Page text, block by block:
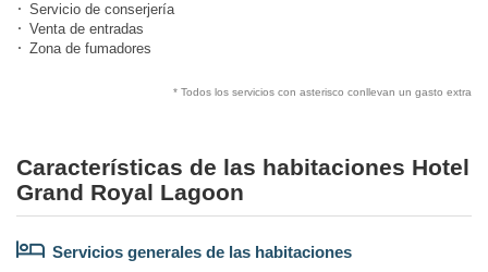
Servicio de conserjería
Venta de entradas
Zona de fumadores
* Todos los servicios con asterisco conllevan un gasto extra
Características de las habitaciones Hotel
Grand Royal Lagoon
Servicios generales de las habitaciones